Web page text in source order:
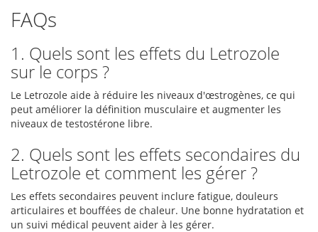
FAQs
1. Quels sont les effets du Letrozole
sur le corps ?
Le Letrozole aide à réduire les niveaux d'œstrogènes, ce qui
peut améliorer la définition musculaire et augmenter les
niveaux de testostérone libre.
2. Quels sont les effets secondaires du
Letrozole et comment les gérer ?
Les effets secondaires peuvent inclure fatigue, douleurs
articulaires et bouffées de chaleur. Une bonne hydratation et
un suivi médical peuvent aider à les gérer.